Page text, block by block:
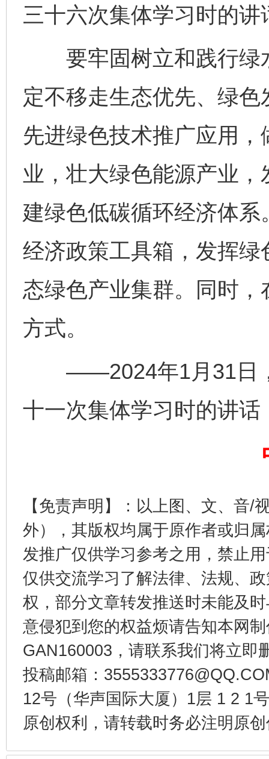
三十六次集体学习时的讲
要牢固树立和践行绿
定不移走生态优先、绿
先进绿色技术推广应用
业，壮大绿色能源产业
建绿色低碳循环经济体
经济政策工具箱，发挥
态绿色产业集群。同时
方式。
——2024年1月31日，
十一次集体学习时的讲话
【免责声明】：以上图、文、音/
外），其版权均属于原作者或归
发推广仅供学习参考之用，禁止
仅供交流学习了解法律、法规、
权，部分文章转发推送时未能及
意侵犯到您的权益烦请告知本网
GAN160003，请联系我们将立即
投稿邮箱：
12号（华声国际大厦）1层 1 2 1
原创权利，请转载时务必注明原
完善运行机制助力责任有效落实
千年窑火 生生不息 一